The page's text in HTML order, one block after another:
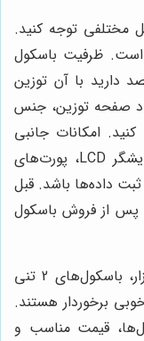
به عوامل مختلفی توجه کنید.
است. ظرفیت باسکول
دارید با آن توزین
صفحه توزین، جنس
امکانات جانبی
باسکول می‌تواند شامل مواردی مانند نمایشگر LCD، پورت‌های
ثبت داده‌ها باشد. قبل
پس از فروش باسکول
در مقایسه با سایر برندهای موجود در بازار، باسکول‌های 2 تنی
برخوردار هستند.
قیمت مناسب و